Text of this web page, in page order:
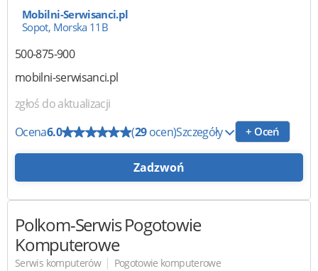
Mobilni-Serwisanci.pl
Sopot, Morska 11B
500-875-900
mobilni-serwisanci.pl
zgłoś do aktualizacji
Ocena6.0 (29ocen)Szczegóły + Oceń
Zadzwoń
Polkom-SerwisPogotowie
Komputerowe
Serwis komputerów | Pogotowie komputerowe